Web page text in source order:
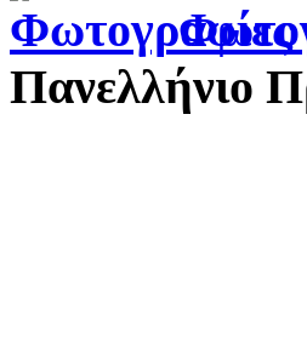
Πανελλήνιο